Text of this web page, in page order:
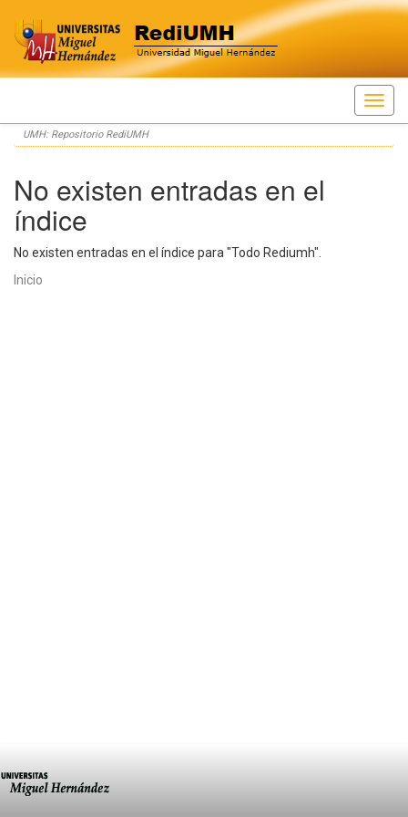
Skip
navigation
UMH: Repositorio RediUMH
No existen entradas en el
índice
No existen entradas en el índice para "Todo Rediumh".
Inicio